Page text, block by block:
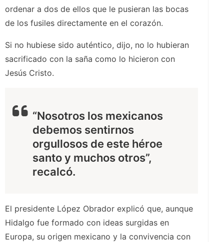
ordenar a dos de ellos que le pusieran las bocas
de los fusiles directamente en el corazón.
Si no hubiese sido auténtico, dijo, no lo hubieran
sacrificado con la saña como lo hicieron con
Jesús Cristo.
“Nosotros los mexicanos
debemos sentirnos
orgullosos de este héroe
santo y muchos otros”,
recalcó.
El presidente López Obrador explicó que, aunque
Hidalgo fue formado con ideas surgidas en
Europa, su origen mexicano y la convivencia con